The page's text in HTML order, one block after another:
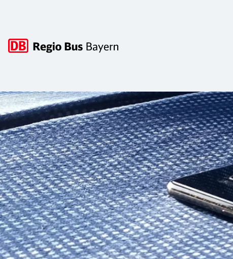
Fundservice
Fundsachen schnell und einfach online wiederfinden.